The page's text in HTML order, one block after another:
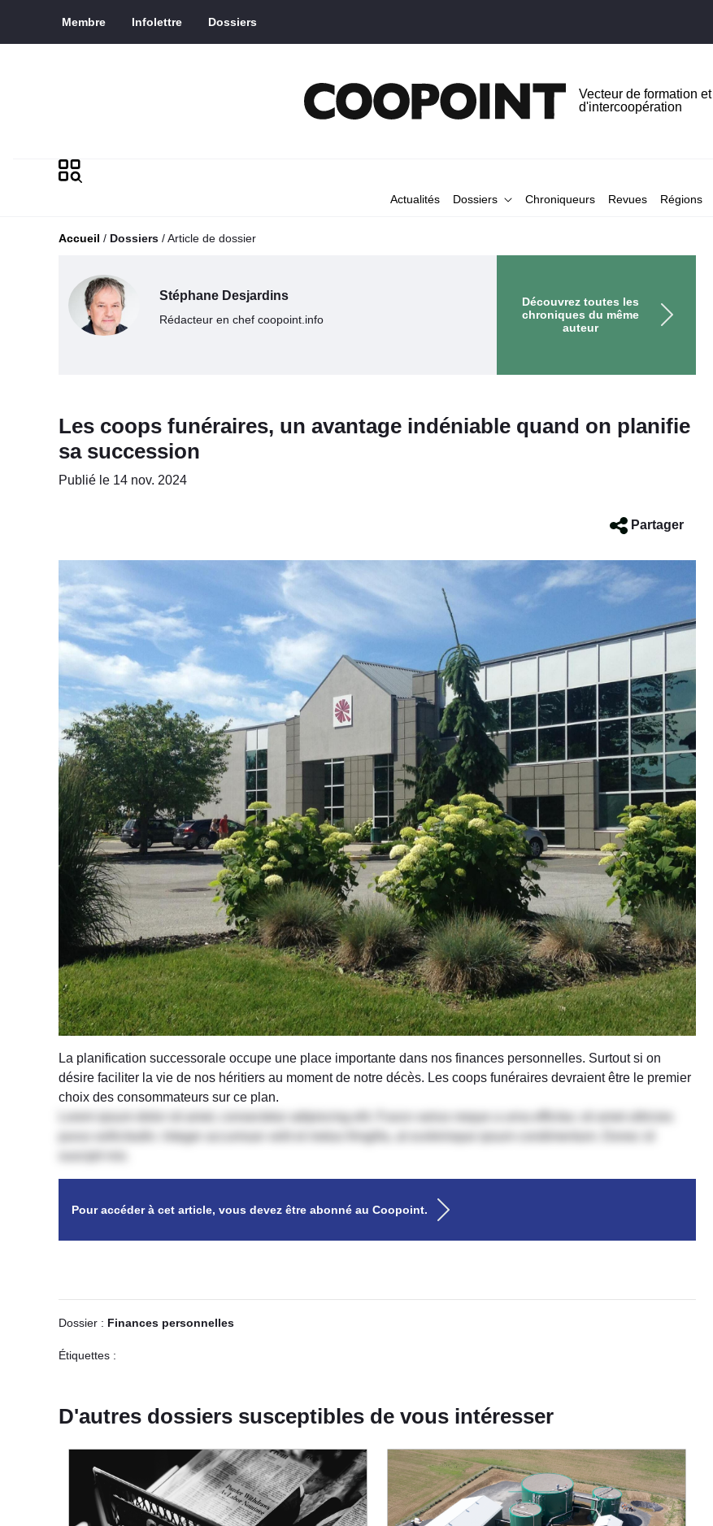
Saut au contenu principal
Membre Infolettre Dossiers
Vecteur de formation et
d'intercoopération
Actualités Dossiers Chroniqueurs Revues Régions
Accueil / Dossiers /Article de dossier
Stéphane Desjardins
Rédacteur en chef coopoint.info
Découvrez toutes les
chroniques du même
auteur
Les coops funéraires, un avantage indéniable quand on planifie
sa succession
Publié le 14 nov. 2024
Partager
La planification successorale occupe une place importante dans nos finances personnelles. Surtout si on
désire faciliter la vie de nos héritiers au moment de notre décès. Les coops funéraires devraient être le premier
choix des consommateurs sur ce plan.
Lorem ipsum dolor sit amet, consectetur adipiscing elit. Fusce varius neque a urna efficitur, sit amet ultricies
purus sollicitudin. Integer accumsan velit et metus fringilla, at scelerisque ipsum condimentum. Donec id
Pour accéder à cet article, vous devez être abonné au Coopoint.
Dossier : Finances personnelles
Étiquettes :
D'autres dossiers susceptibles de vous intéresser